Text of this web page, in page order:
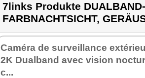
7links Produkte
FARBNACHTSICHT,
Caméra de surveillance
2K Dualband avec vision
c...